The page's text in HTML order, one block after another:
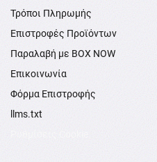
Τρόποι Πληρωμής
Επιστροφές Προϊόντων
Παραλαβή με BOX NOW
Επικοινωνία
Φόρμα Επιστροφής
llms.txt